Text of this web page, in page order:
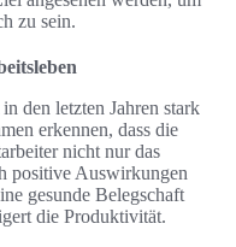
zu sein.
den letzten Jahren stark
erkennen, dass die
nicht nur das
positive Auswirkungen
gesunde Belegschaft
die Produktivität.